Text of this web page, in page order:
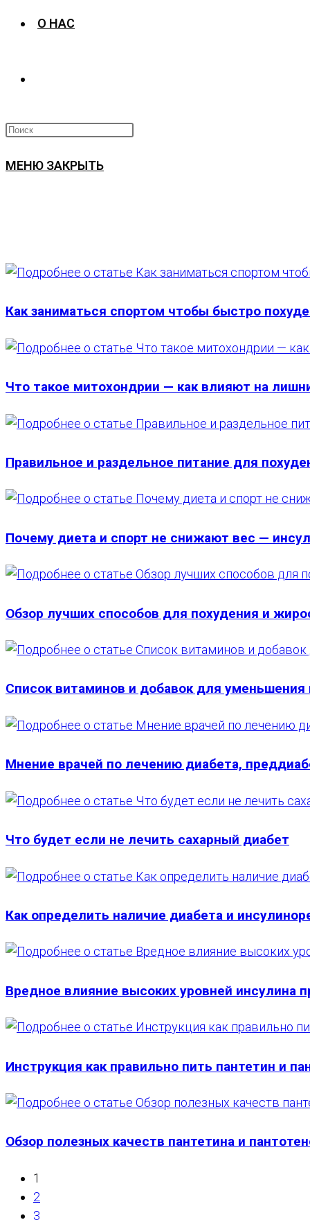
О НАС
ПОИСК
МЕНЮ ЗАКРЫТЬ
Как заниматься спортом чтобы быстро
Что такое митохондрии — как влияют на
Правильное и раздельное питание для
Почему диета и спорт не снижают вес —
Обзор лучших способов для похудения и
Список витаминов и добавок для уменьшения
Мнение врачей по лечению диабета,
Что будет если не лечить сахарный диабет
Как определить наличие диабета и
Вредное влияние высоких уровней инсулина
Инструкция как правильно пить пантетин и
Обзор полезных качеств пантетина и
1
2
3